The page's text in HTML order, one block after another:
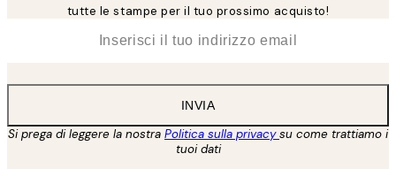
tutte le stampe per il tuo prossimo acquisto!
INVIA
Si prega di leggere la nostra Politica sulla privacysu come trattiamo i
tuoi dati